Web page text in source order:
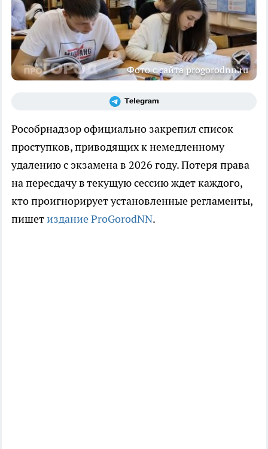
Фото с сайта progorodnn.ru
Рособрнадзор официально закрепил список
проступков, приводящих к немедленному
удалению с экзамена в 2026 году. Потеря права
на пересдачу в текущую сессию ждет каждого,
кто проигнорирует установленные регламенты,
пишетиздание ProGorodNN.